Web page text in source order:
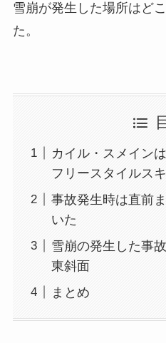
雪崩が発生した場所はど
た。
カイル・スメイン
フリースタイルス
事故発生時は直前
いた
雪崩の発生した事
東斜面
まとめ